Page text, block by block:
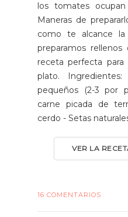
los tomates
Maneras de
como te alcance la
preparamos
receta perfecta
plato.
pequeños (2-3 por
carne picada de
cerdo - Setas
VER LA
16 COMENTARIOS